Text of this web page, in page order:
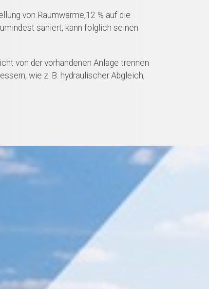
von Raumwärme,12 % auf die
saniert, kann folglich seinen
von der vorhandenen Anlage trennen
wie z. B. hydraulischer Abgleich,